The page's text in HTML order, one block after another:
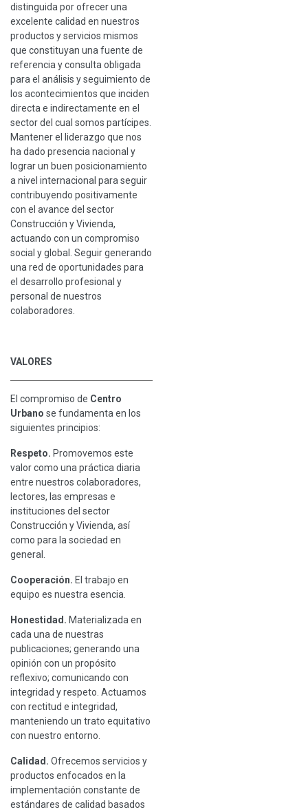
distinguida por ofrecer una
excelente calidad en nuestros
productos y servicios mismos
que constituyan una fuente de
referencia y consulta obligada
para el análisis y seguimiento de
los acontecimientos que inciden
directa e indirectamente en el
sector del cual somos partícipes.
Mantener el liderazgo que nos
ha dado presencia nacional y
lograr un buen posicionamiento
a nivel internacional para seguir
contribuyendo positivamente
con el avance del sector
Construcción y Vivienda,
actuando con un compromiso
social y global. Seguir generando
una red de oportunidades para
el desarrollo profesional y
personal de nuestros
colaboradores.
VALORES
El compromiso de Centro
Urbano se fundamenta en los
siguientes principios:
Respeto. Promovemos este
valor como una práctica diaria
entre nuestros colaboradores,
lectores, las empresas e
instituciones del sector
Construcción y Vivienda, así
como para la sociedad en
general.
Cooperación. El trabajo en
equipo es nuestra esencia.
Honestidad. Materializada en
cada una de nuestras
publicaciones; generando una
opinión con un propósito
reflexivo; comunicando con
integridad y respeto. Actuamos
con rectitud e integridad,
manteniendo un trato equitativo
con nuestro entorno.
Calidad. Ofrecemos servicios y
productos enfocados en la
implementación constante de
estándares de calidad basados